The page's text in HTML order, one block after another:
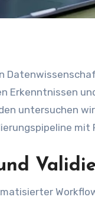
Erkenntnissen
untersuchen
mit